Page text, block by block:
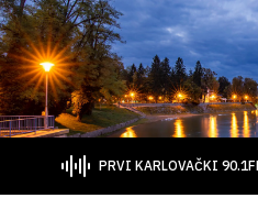
PRVI KARLOVAČKI